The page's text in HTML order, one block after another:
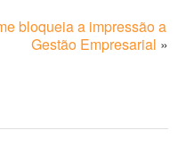
bloqueia a impressão a
Gestão Empresarial »